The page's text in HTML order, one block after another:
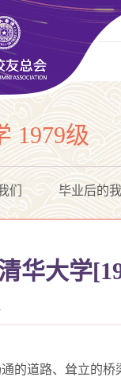
1979级
们 毕业后的我
大学
的道路、耸立的桥